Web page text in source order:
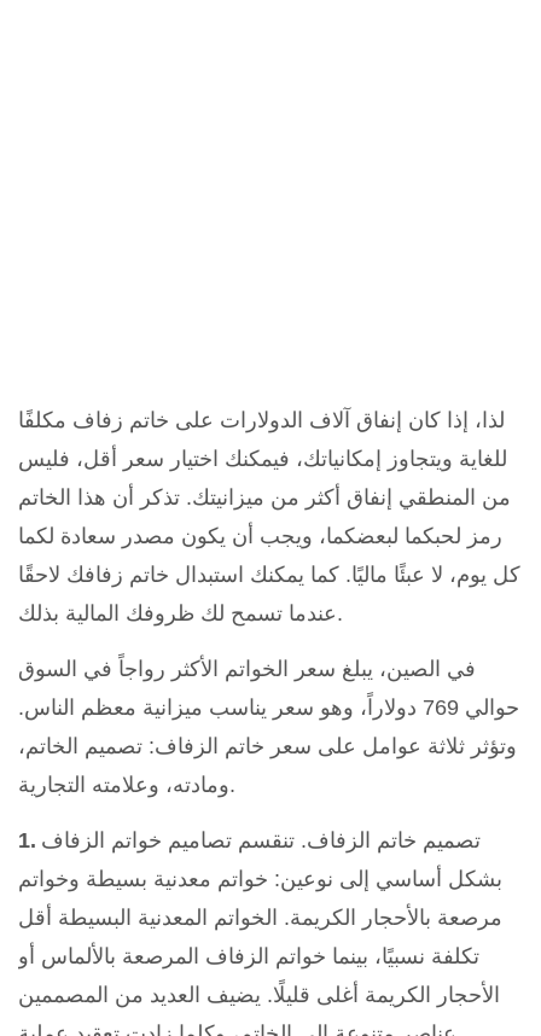
لذا، إذا كان إنفاق آلاف الدولارات على خاتم زفاف مكلفًا
للغاية ويتجاوز إمكانياتك، فيمكنك اختيار سعر أقل، فليس
من المنطقي إنفاق أكثر من ميزانيتك. تذكر أن هذا الخاتم
رمز لحبكما لبعضكما، ويجب أن يكون مصدر سعادة لكما
كل يوم، لا عبئًا ماليًا. كما يمكنك استبدال خاتم زفافك لاحقًا
عندما تسمح لك ظروفك المالية بذلك.
في الصين، يبلغ سعر الخواتم الأكثر رواجاً في السوق
حوالي 769 دولاراً، وهو سعر يناسب ميزانية معظم الناس.
وتؤثر ثلاثة عوامل على سعر خاتم الزفاف: تصميم الخاتم،
ومادته، وعلامته التجارية.
1. تصميم خاتم الزفاف. تنقسم تصاميم خواتم الزفاف
بشكل أساسي إلى نوعين: خواتم معدنية بسيطة وخواتم
مرصعة بالأحجار الكريمة. الخواتم المعدنية البسيطة أقل
تكلفة نسبيًا، بينما خواتم الزفاف المرصعة بالألماس أو
الأحجار الكريمة أغلى قليلًا. يضيف العديد من المصممين